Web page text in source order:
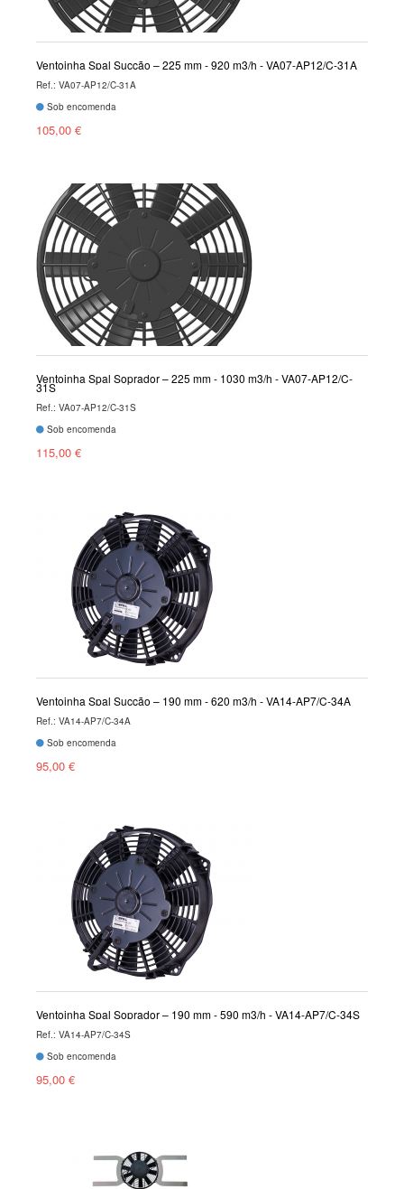
Ventoinha Spal Sucção – 225 mm - 920 m3/h - VA07-AP12/C-31A
Ref.: VA07-AP12/C-31A
Sob encomenda
105,00 €
Ventoinha Spal Soprador – 225 mm - 1030 m3/h - VA07-AP12/C-
31S
Ref.: VA07-AP12/C-31S
Sob encomenda
115,00 €
Ventoinha Spal Sucção – 190 mm - 620 m3/h - VA14-AP7/C-34A
Ref.: VA14-AP7/C-34A
Sob encomenda
95,00 €
Ventoinha Spal Soprador – 190 mm - 590 m3/h - VA14-AP7/C-34S
Ref.: VA14-AP7/C-34S
Sob encomenda
95,00 €